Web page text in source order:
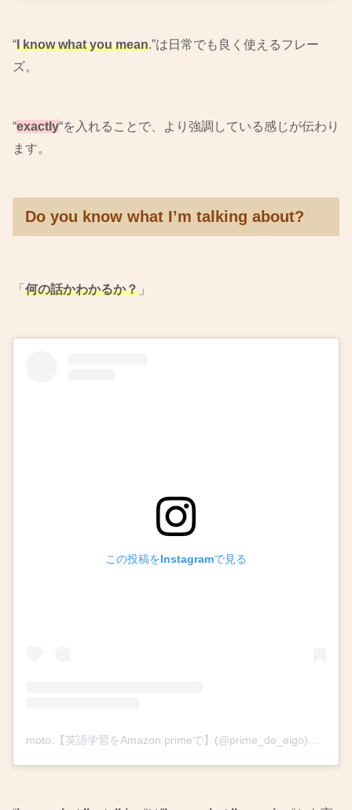
“I know what you mean.”は日常でも良く使えるフレー
ズ。
“exactly“を入れることで、より強調している感じが伝わり
ます。
Do you know what I’m talking about?
「 何の話かわかるか？ 」
この投稿をInstagramで見る